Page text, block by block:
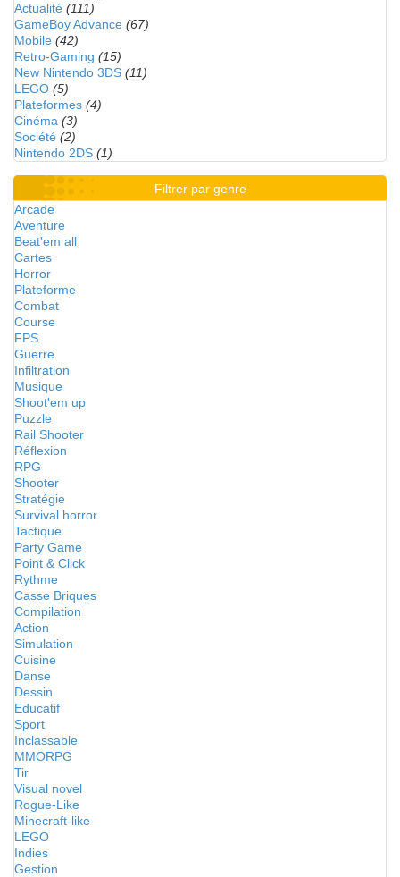
Actualité (111)
GameBoy Advance (67)
Mobile (42)
Retro-Gaming (15)
New Nintendo 3DS (11)
LEGO (5)
Plateformes (4)
Cinéma (3)
Société (2)
Nintendo 2DS (1)
Filtrer par genre
Arcade
Aventure
Beat'em all
Cartes
Horror
Plateforme
Combat
Course
FPS
Guerre
Infiltration
Musique
Shoot'em up
Puzzle
Rail Shooter
Réflexion
RPG
Shooter
Stratégie
Survival horror
Tactique
Party Game
Point & Click
Rythme
Casse Briques
Compilation
Action
Simulation
Cuisine
Danse
Dessin
Educatif
Sport
Inclassable
MMORPG
Tir
Visual novel
Rogue-Like
Minecraft-like
LEGO
Indies
Gestion